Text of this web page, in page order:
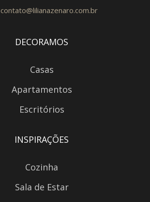
contato@lilianazenaro.com.br
DECORAMOS
Casas
Apartamentos
Escritórios
INSPIRAÇÕES
Cozinha
Sala de Estar